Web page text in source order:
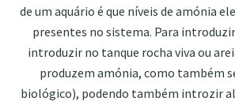
de um aquário é que níveis de amónia
presentes no sistema. Para
introduzir no tanque rocha viva ou
produzem amónia, como também
biológico), podendo também introzir